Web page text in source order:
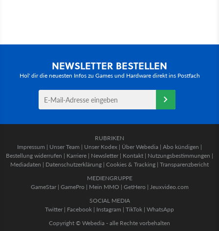
NEWSLETTER BESTELLEN
Hol' dir die neuesten Infos zu Games und Hardware direkt ins Postfach
RUBRIKEN
Impressum | Unser Team | Unser Kodex | Über Webedia | Abo kündigen |
Bestellung widerrufen | Karriere | Newsletter | Kontakt | Nutzungsbestimmungen |
Mediadaten | Datenschutzerklärung | Cookies & Tracking | Transparenzbericht
MEDIENGRUPPE
GameStar| GamePro | Mein MMO | GetHero | Jeuxvideo.com
SOCIAL MEDIA
Twitter | Facebook | Instagram | TikTok | WhatsApp
Copyright © Webedia - alle Rechte vorbehalten